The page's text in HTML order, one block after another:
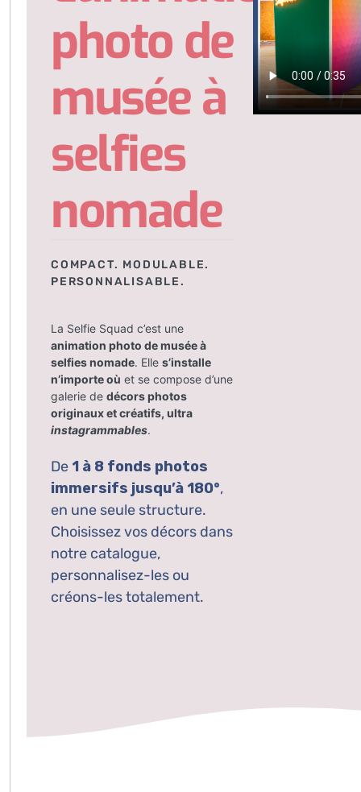
photo de
musée à
selfies
nomade
COMPACT. MODULABLE.
PERSONNALISABLE.
La Selfie Squad c’est une
animation photo de musée à
selfies nomade. Elle s’installe
n’importe où et se compose d’une
galerie de décors photos
originaux et créatifs, ultra
instagrammables.
De 1 à 8 fonds photos
immersifs jusqu’à 180°,
en une seule structure.
Choisissez vos décors dans
notre catalogue,
personnalisez-les ou
créons-les totalement.